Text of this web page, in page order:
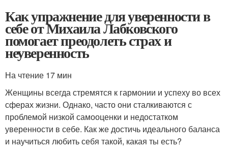
Как упражнение для уверенности в
себе от Михаила Лабковского
помогает преодолеть страх и
неуверенность
На чтение 17 мин
Женщины всегда стремятся к гармонии и успеху во всех
сферах жизни. Однако, часто они сталкиваются с
проблемой низкой самооценки и недостатком
уверенности в себе. Как же достичь идеального баланса
и научиться любить себя такой, какая ты есть?